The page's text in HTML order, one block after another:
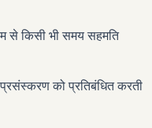
से किसी भी समय सहमति
को प्रतिबंधित करती